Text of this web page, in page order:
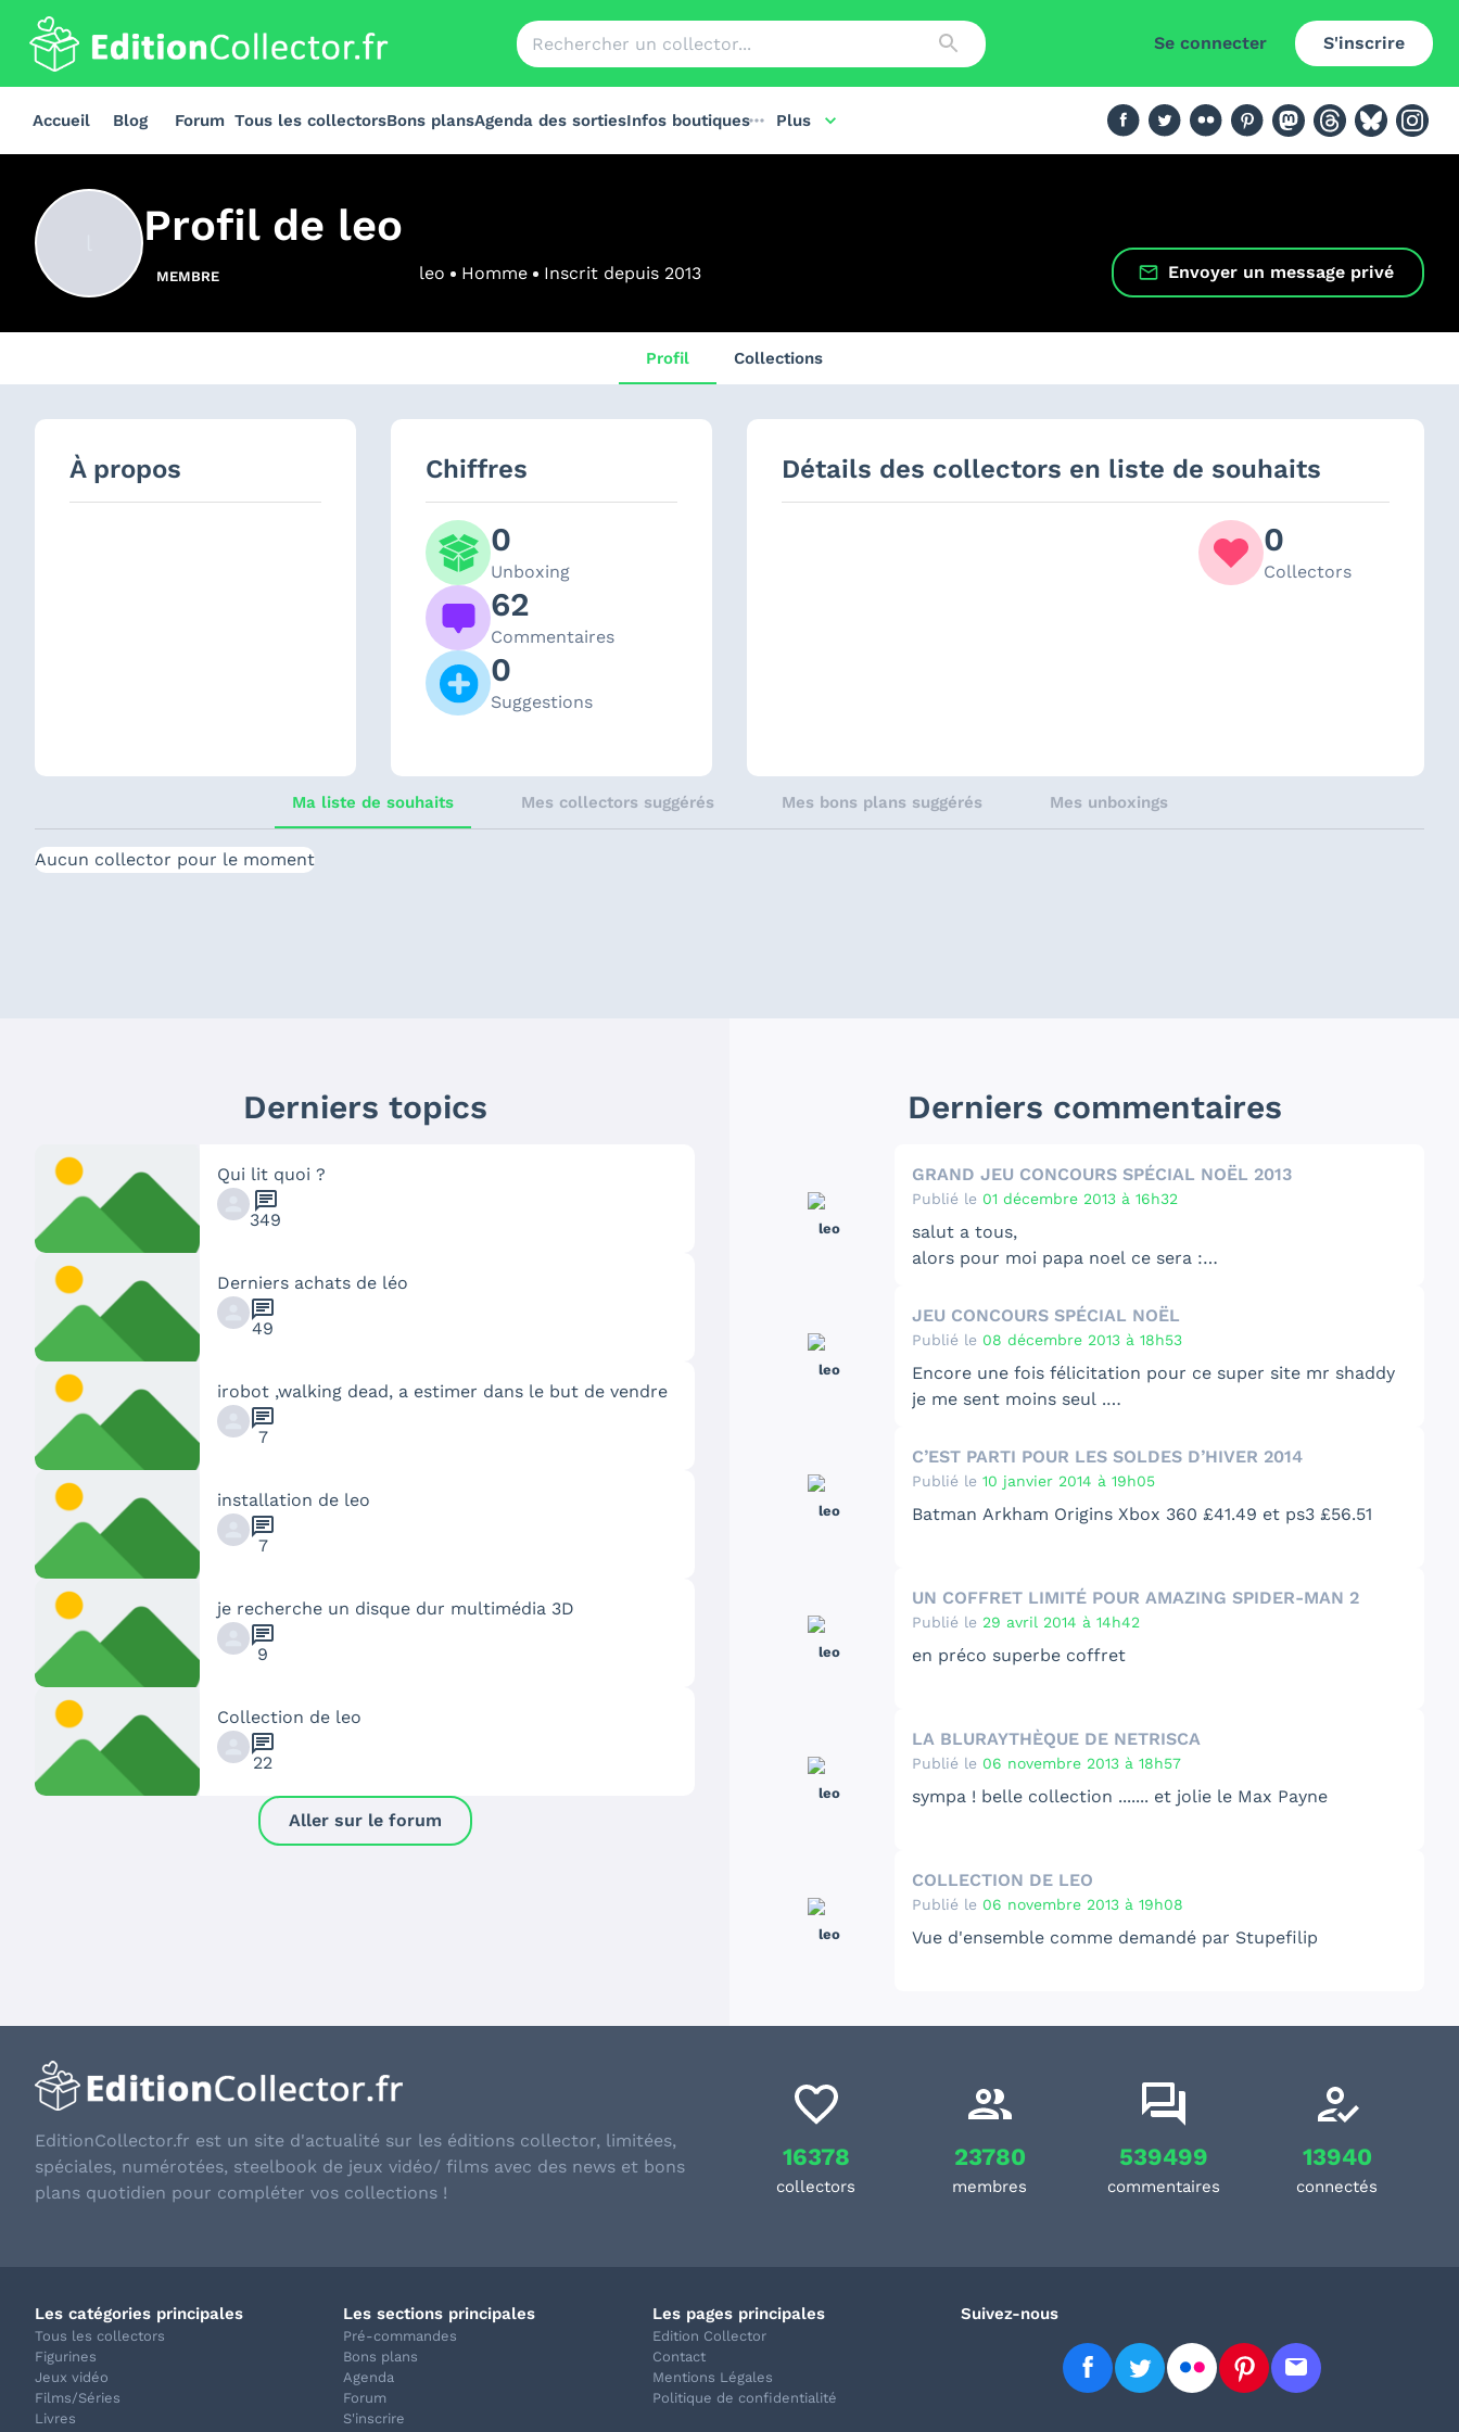
Se connecter S'inscrire
Accueil Blog Forum Tous les collectorsBons plansAgenda des sortiesInfos boutiques Plus
Profil de leo
MEMBRE leo Homme Inscrit depuis 2013 Envoyer un message privé
Profil Collections
À propos Chiffres
0
Unboxing
62
Commentaires
0
Suggestions
Détails des collectors en liste de souhaits
0
Collectors
Ma liste de souhaits Mes collectors suggérés Mes bons plans suggérés Mes unboxings
Aucun collector pour le moment
Derniers commentaires
leo
GRAND JEU CONCOURS SPÉCIAL NOËL 2013
Publié le 01 décembre 2013 à 16h32
salut a tous,
alors pour moi papa noel ce sera :
ou Kick-ass 2 édition steelbook
ou Elysium édition steelbook
The Walking Dead édition espagnole
continue comme ça tu fais un super boulot ma collection
c’est bien agrandi graçe a toi
leo
JEU CONCOURS SPÉCIAL NOËL
Publié le 08 décembre 2013 à 18h53
Encore une fois félicitation pour ce super site mr shaddy
je me sent moins seul .
le coffret Game of Throne,
et le deuxième choix ce tourne vers the hobbit
Cette année fut une année riche en sortie de collector
pour moi la mallette Avengers ce place en tête pas pour
Ensuite viens the walking dead édition aquarium , la
Superman pour la qualité de la figurine .
Mais tellement d autres sont espéré et en attentent
leo
C’EST PARTI POUR LES SOLDES D’HIVER 2014
Publié le 10 janvier 2014 à 19h05
Batman Arkham Origins Xbox 360 £41.49 et ps3 £56.51
leo
UN COFFRET LIMITÉ POUR AMAZING SPIDER-MAN 2
Publié le 29 avril 2014 à 14h42
en préco superbe coffret
leo
LA BLURAYTHÈQUE DE NETRISCA
Publié le 06 novembre 2013 à 18h57
sympa ! belle collection ....... et jolie le Max Payne
leo
COLLECTION DE LEO
Publié le 06 novembre 2013 à 19h08
Vue d'ensemble comme demandé par Stupefilip
Derniers topics
Qui lit quoi ?
chat
349
Derniers achats de léo
chat
49
irobot ,walking dead, a estimer dans le but de vendre
chat
7
installation de leo
chat
7
je recherche un disque dur multimédia 3D
chat
9
Collection de leo
chat
22
Aller sur le forum
EditionCollector.fr est un site d'actualité sur les éditions collector, limitées,
spéciales, numérotées, steelbook de jeux vidéo/ films avec des news et bons
plans quotidien pour compléter vos collections !
16378
collectors
23780
membres
539499
commentaires
13940
connectés
Les catégories principales
Tous les collectors
Figurines
Jeux vidéo
Films/Séries
Livres
Les sections principales
Pré-commandes
Bons plans
Agenda
Forum
S'inscrire
Les pages principales
Edition Collector
Contact
Mentions Légales
Politique de confidentialité
Suivez-nous